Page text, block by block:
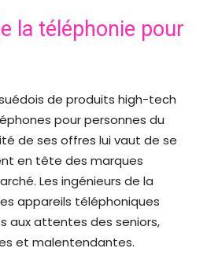
la téléphonie pour
de produits high-tech
pour personnes du
de ses offres lui vaut de se
en tête des marques
Les ingénieurs de la
appareils téléphoniques
aux attentes des seniors,
et malentendantes.